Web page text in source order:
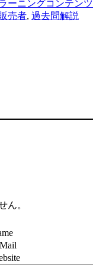
ーニングコンテンツ
売者, 過去問解説
ん。